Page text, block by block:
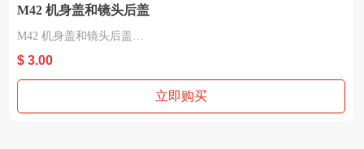
M42 机身盖和镜头后盖
M42 机身盖和镜头后盖
材质：塑胶
$ 3.00
立即购买